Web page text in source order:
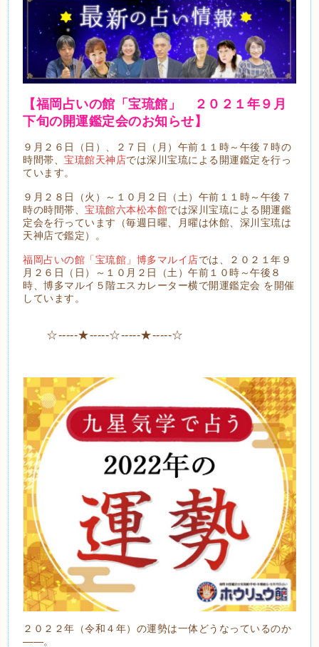
【福岡占いの館「宝琉館」 ２０２１年９ 月
下旬の開運鑑定会のお知らせ】
９月２６日（日）、２７日（月）午前１１時～午後７時の
時間帯、宝琉館天神店では深川宝琉による開運鑑定を行っ
ています。
９月２８日（火）～１０月２日（土）午前１１時～午後７
時の時間帯、宝琉館六本松本館では深川宝琉による開運鑑
定会を行っています（毎週日曜、月曜は休館、深川宝琉は
天神店で鑑定）。
福岡占いの館「宝琉館」博多マルイ店では、２０２１年９
月２６日（日）～１０月２日（土）午前１０時～午後８
時、博多マルイ５階エスカレーター横で開運鑑定会 を開催
しています。
☆-----★-----☆-----★-----☆
２０２２年（令和４年）の運勢は一体どうなっているのか
――。